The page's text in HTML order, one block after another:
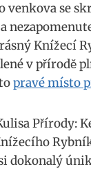
venkova se
Knížecí
v přírodě
pravé místo
Přírody:
dokonalý